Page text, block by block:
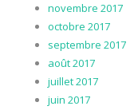
novembre 2017
octobre 2017
septembre 2017
août 2017
juillet 2017
juin 2017